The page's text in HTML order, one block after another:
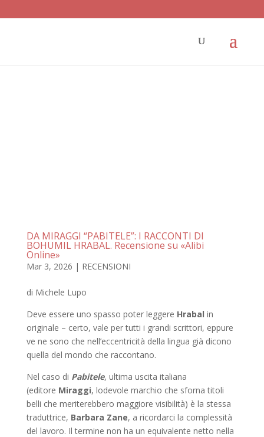
DA MIRAGGI “PABITELE”: I RACCONTI DI
BOHUMIL HRABAL. Recensione su «Alibi
Online»
Mar 3, 2026 | RECENSIONI
di Michele Lupo
Deve essere uno spasso poter leggere Hrabal in
originale – certo, vale per tutti i grandi scrittori, eppure
ve ne sono che nell’eccentricità della lingua già dicono
quella del mondo che raccontano.
Nel caso di Pabitele, ultima uscita italiana
(editore Miraggi, lodevole marchio che sforna titoli
belli che meriterebbero maggiore visibilità) è la stessa
traduttrice, Barbara Zane, a ricordarci la complessità
del lavoro. Il termine non ha un equivalente netto nella